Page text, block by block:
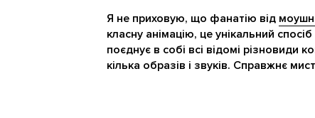
Я не приховую, що фанатію від
класну анімацію, це унікальний
поєднує в собі всі відомі різновиди
кілька образів і звуків. Справжнє